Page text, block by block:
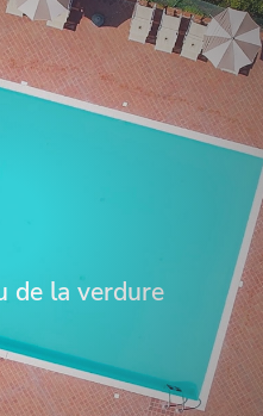
de la verdure